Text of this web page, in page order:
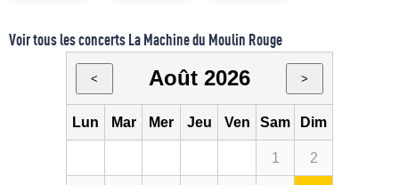
Voir tous les concerts La Machine du Moulin Rouge
< Août 2026 >
Lun Mar Mer Jeu Ven Sam Dim
1 2